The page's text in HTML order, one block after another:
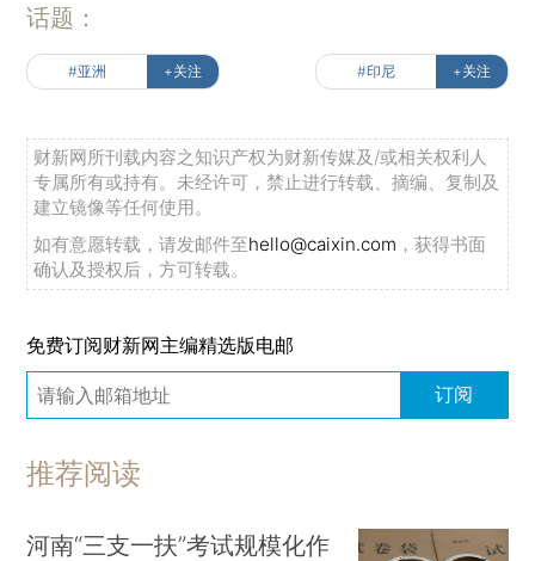
话题：
#亚洲 +关注 #印尼 +关注
财新网所刊载内容之知识产权为财新传媒及/或相关权利人
专属所有或持有。未经许可，禁止进行转载、摘编、复制及
建立镜像等任何使用。
如有意愿转载，请发邮件至hello@caixin.com ，获得书面
确认及授权后，方可转载。
免费订阅财新网主编精选版电邮
订阅
推荐阅读
河南“三支一扶”考试规模化作